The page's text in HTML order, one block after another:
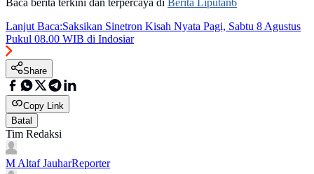
Baca berita terkini dan terpercaya di Berita Liputan6
Lanjut Baca:Saksikan Sinetron Kisah Nyata Pagi, Sabtu 8 Agustus
Pukul 08.00 WIB di Indosiar
Share
Copy Link
Batal
Tim Redaksi
M Altaf JauharReporter